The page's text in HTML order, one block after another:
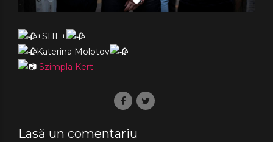
+SHE+
Katerina Molotov
Szimpla Kert
Lasă un comentariu